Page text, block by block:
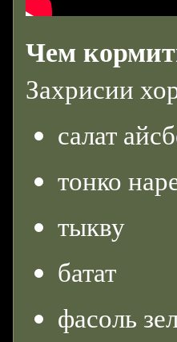
Чем
Захрисии
салат
тонко
тыкву
батат
фасоль